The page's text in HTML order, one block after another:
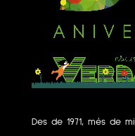
Des de 1971, més de